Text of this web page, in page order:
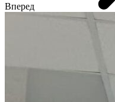
Вперед